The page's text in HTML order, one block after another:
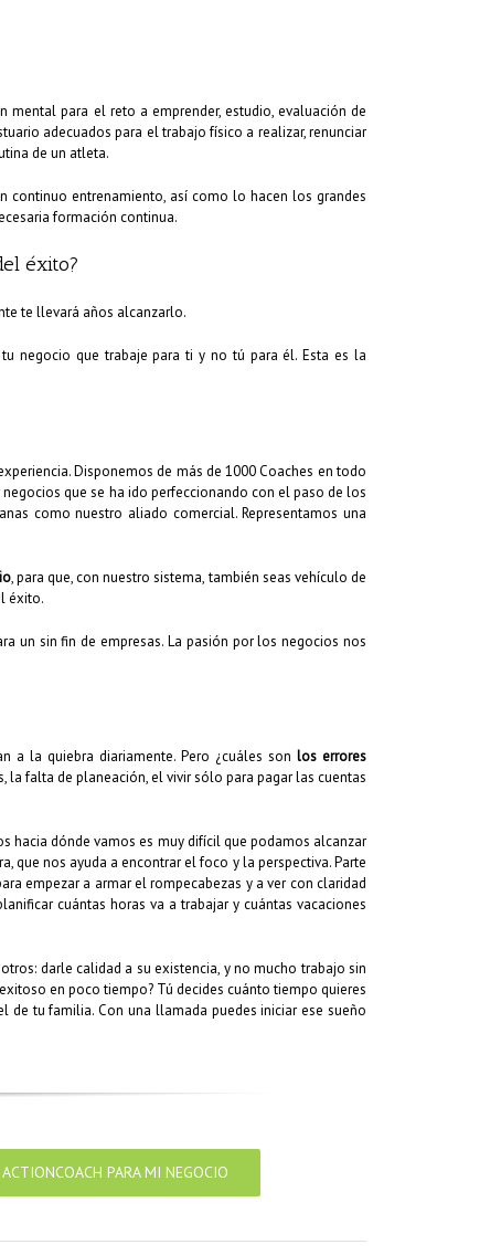
mental para el reto a emprender, estudio, evaluación de
adecuados para el trabajo físico a realizar, renunciar
de un atleta.
continuo entrenamiento, así como lo hacen los grandes
formación continua.
éxito?
te llevará años alcanzarlo.
negocio que trabaje para ti y no tú para él. Esta es la
Disponemos de más de 1000 Coaches en todo
que se ha ido perfeccionando con el paso de los
como nuestro aliado comercial. Representamos una
, para que, con nuestro sistema, también seas vehículo de
éxito.
un sin fin de empresas. La pasión por los negocios nos
a la quiebra diariamente. Pero ¿cuáles son los errores
la falta de planeación, el vivir sólo para pagar las cuentas
hacia dónde vamos es muy difícil que podamos alcanzar
que nos ayuda a encontrar el foco y la perspectiva. Parte
empezar a armar el rompecabezas y a ver con claridad
cuántas horas va a trabajar y cuántas vacaciones
darle calidad a su existencia, y no mucho trabajo sin
en poco tiempo? Tú decides cuánto tiempo quieres
de tu familia. Con una llamada puedes iniciar ese sueño
PARA MI NEGOCIO